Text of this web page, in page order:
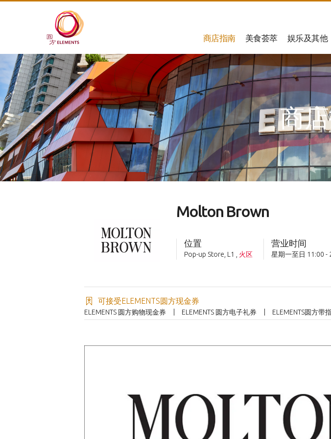
商店指南 美食荟萃 娱乐及其他
商
Molton Brown
位置
Pop-up Store, L1 火区
营业时间
星期一至日 11:00 -
可接受ELEMENTS圆方现金券
ELEMENTS 圆方购物现金券 ELEMENTS 圆方电子礼券 ELEMENTS圆方带